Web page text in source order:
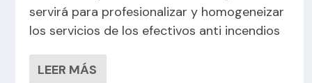
servirá para profesionalizar y homogeneizar
los servicios de los efectivos anti incendios
LEER MÁS